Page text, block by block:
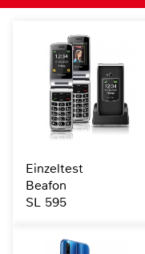
Einzeltest
Beafon
SL 595